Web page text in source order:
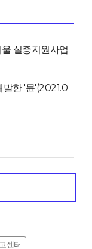
실증지원사업
발한 '뮨'(2021.0
센터